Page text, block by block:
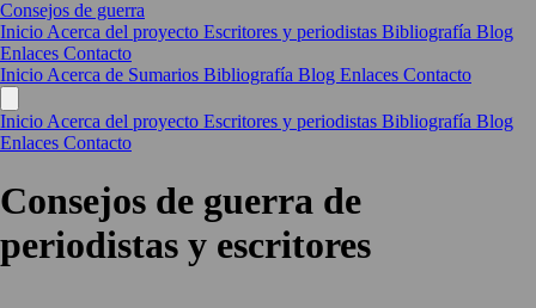
Consejos de guerra
Inicio Acerca del proyecto Escritores y periodistas Bibliografía Blog
Enlaces Contacto
Inicio Acerca de Sumarios Bibliografía Blog Enlaces Contacto
Inicio Acerca del proyecto Escritores y periodistas Bibliografía Blog
Enlaces Contacto
Consejos de guerra de
periodistas y escritores